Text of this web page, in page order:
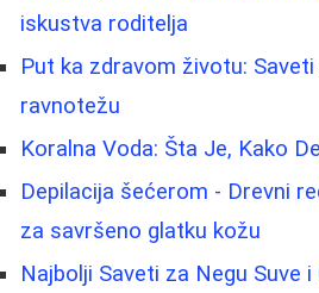
iskustva roditelja
Put ka zdravom životu:
ravnotežu
Koralna Voda: Šta Je, Kako
Depilacija šećerom - Drevni
za savršeno glatku kožu
Najbolji Saveti za Negu Suve